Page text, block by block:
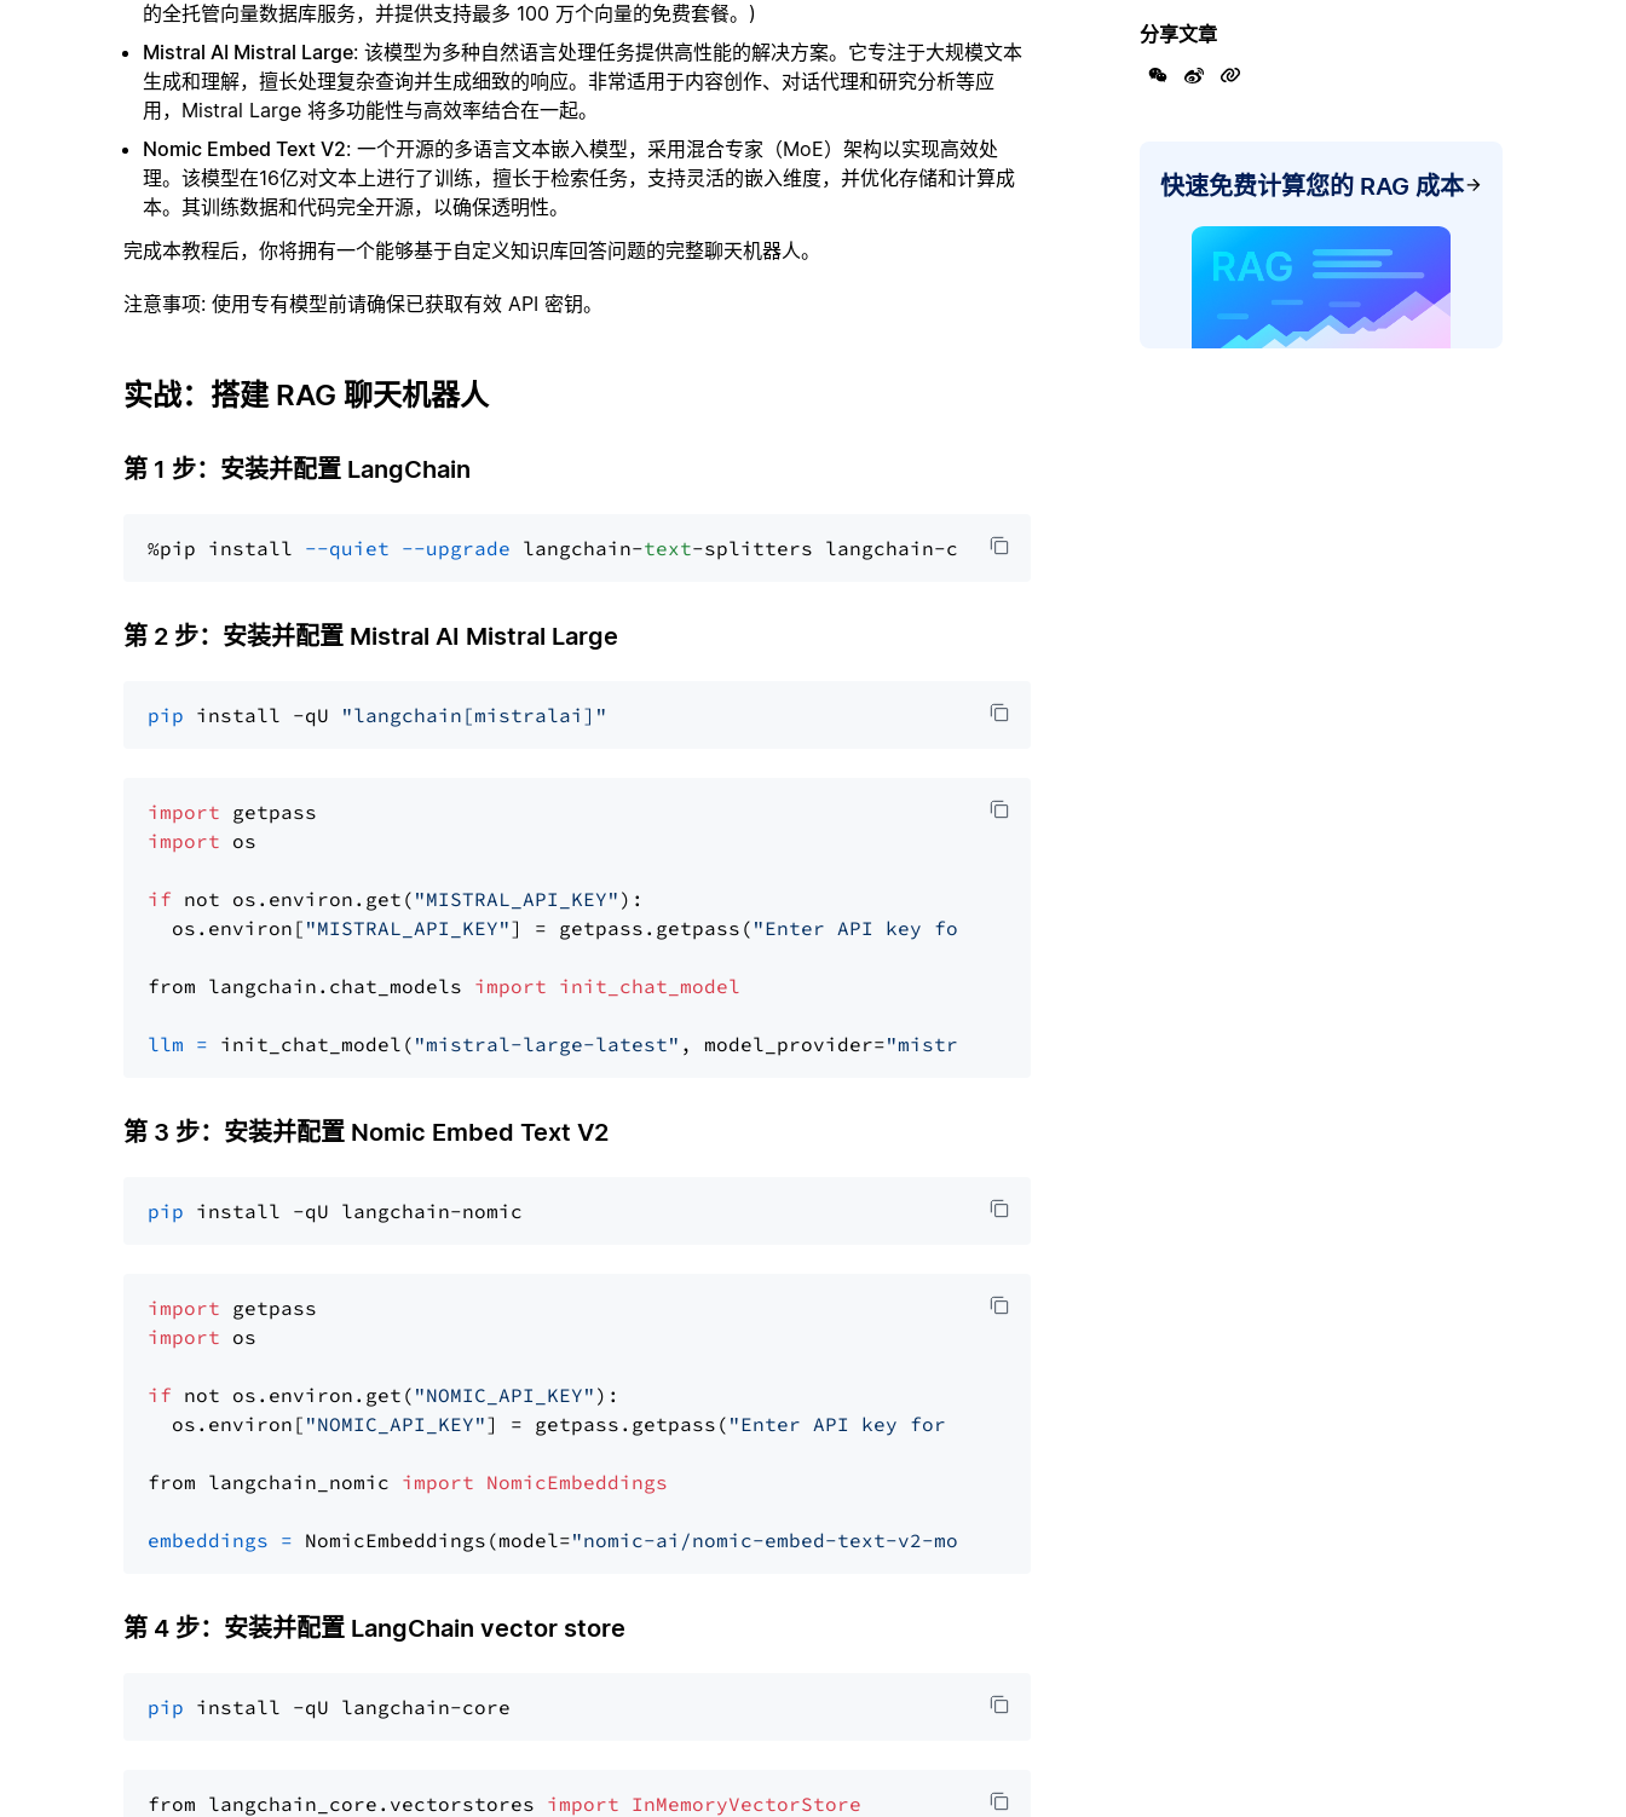
的全托管向量数据库服务，并提供支持最多 100 万个向量的免费套餐。)
Mistral AI Mistral Large: 该模型为多种自然语言处理任务提供高性能的解决方案。它专注于大规模文本
生成和理解，擅长处理复杂查询并生成细致的响应。非常适用于内容创作、对话代理和研究分析等应
用，Mistral Large 将多功能性与高效率结合在一起。
Nomic Embed Text V2: 一个开源的多语言文本嵌入模型，采用混合专家（MoE）架构以实现高效处
理。该模型在16亿对文本上进行了训练，擅长于检索任务，支持灵活的嵌入维度，并优化存储和计算成
本。其训练数据和代码完全开源，以确保透明性。
完成本教程后，你将拥有一个能够基于自定义知识库回答问题的完整聊天机器人。
注意事项: 使用专有模型前请确保已获取有效 API 密钥。
实战：搭建 RAG 聊天机器人
第 1 步：安装并配置 LangChain
%pip install --quiet --upgrade langchain-text
第 2 步：安装并配置 Mistral AI Mistral Large
pip install -qU "langchain[mistralai]"
import
import os
if not os.environ.get( "MISTRAL_API_KEY" ):
  os.environ[
"MISTRAL_API_KEY"] = getpass.getpass( "Enter API key for Mistral AI: "
from langchain.chat_models import init_chat_model
llm = init_chat_model( "mistral-large-latest" , model_provider="mistralai"
第 3 步：安装并配置 Nomic Embed Text V2
pip
import
import os
if not os.environ.get( "NOMIC_API_KEY" ):
  os.environ[
"NOMIC_API_KEY"] = getpass.getpass( "Enter API key for Nomic: "
from langchain_nomic import NomicEmbeddings
embeddings = NomicEmbeddings(model="nomic-ai/nomic-embed-text-v2-moe"
第 4 步：安装并配置 LangChain vector store
pip
from langchain_core.vectorstores import InMemoryVectorStore
分享文章
快速免费计算您的 RAG 成本